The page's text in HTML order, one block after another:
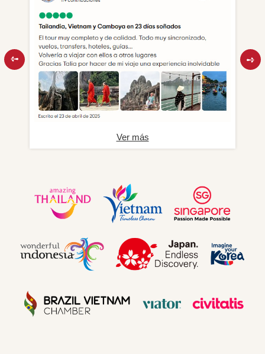
Ver más